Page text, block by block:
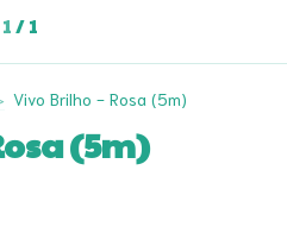
1/1
Vivo Brilho - Rosa (5m)
(5m)